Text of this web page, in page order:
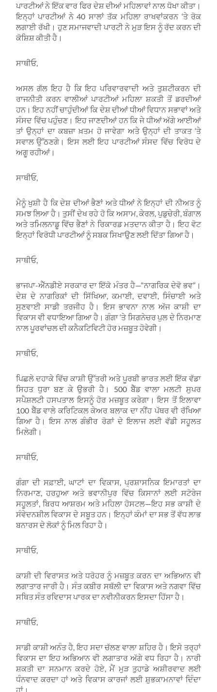
ਪਾਰਟੀਆਂ ਨੇ ਇੱਕ ਵਾਰ ਫਿਰ ਦੇਸ਼ ਦੀਆਂ ਮਹਿਲਾਵਾਂ ਨਾਲ ਧੋਖਾ ਕੀਤਾ।
ਇਨ੍ਹਾਂ ਪਾਰਟੀਆਂ ਨੇ 40 ਸਾਲਾਂ ਤੱਕ ਮਹਿਲਾ ਰਾਖਵਾਂਕਰਨ ‘ਤੇ ਰੋਕ
ਲਗਾਈ ਰੱਖੀ। ਹੁਣ ਸਮਾਜਵਾਦੀ ਪਾਰਟੀ ਨੇ ਮੁੜ ਇਸ ਨੂੰ ਰੱਦ ਕਰਨ ਦੀ
ਕੋਸ਼ਿਸ਼ ਕੀਤੀ ਹੈ।
ਸਾਥੀਓ,
ਅਸਲ ਗੱਲ ਇਹ ਹੈ ਕਿ ਇਹ ਪਰਿਵਾਰਵਾਦੀ ਅਤੇ ਤੁਸ਼ਟੀਕਰਨ ਦੀ
ਰਾਜਨੀਤੀ ਕਰਨ ਵਾਲੀਆਂ ਪਾਰਟੀਆਂ ਮਹਿਲਾ ਸ਼ਕਤੀ ਤੋਂ ਡਰਦੀਆਂ
ਹਨ। ਇਹ ਨਹੀਂ ਚਾਹੁੰਦੀਆਂ ਕਿ ਦੇਸ਼ ਦੀਆਂ ਧੀਆਂ ਵਿਧਾਨ ਸਭਾਵਾਂ ਅਤੇ
ਸੰਸਦ ਵਿੱਚ ਪਹੁੰਚਣ। ਇਹ ਜਾਣਦੀਆਂ ਹਨ ਕਿ ਜੇ ਧੀਆਂ ਅੱਗੇ ਆਈਆਂ
ਤਾਂ ਉਨ੍ਹਾਂ ਦਾ ਕਬਜ਼ਾ ਖ਼ਤਮ ਹੋ ਜਾਵੇਗਾ ਅਤੇ ਉਨ੍ਹਾਂ ਦੀ ਤਾਕਤ ‘ਤੇ
ਸਵਾਲ ਉੱਠਣਗੇ। ਇਸ ਲਈ ਇਹ ਪਾਰਟੀਆਂ ਸੰਸਦ ਵਿੱਚ ਵਿਰੋਧ ਦੇ
ਅਗੂ ਰਹੀਆਂ।
ਸਾਥੀਓ,
ਮੈਨੂੰ ਖੁਸ਼ੀ ਹੈ ਕਿ ਦੇਸ਼ ਦੀਆਂ ਭੈਣਾਂ ਅਤੇ ਧੀਆਂ ਨੇ ਇਨ੍ਹਾਂ ਦੀ ਨੀਅਤ ਨੂੰ
ਸਮਝ ਲਿਆ ਹੈ। ਤੁਸੀਂ ਦੇਖ ਰਹੇ ਹੋ ਕਿ ਅਸਾਮ, ਕੇਰਲ, ਪੁਡੁਚੇਰੀ, ਬੰਗਾਲ
ਅਤੇ ਤਮਿਲਨਾਡੂ ਵਿੱਚ ਭੈਣਾਂ ਨੇ ਰਿਕਾਰਡ ਮਤਦਾਨ ਕੀਤਾ ਹੈ। ਇਹ ਵੋਟ
ਇਨ੍ਹਾਂ ਵਿਰੋਧੀ ਪਾਰਟੀਆਂ ਨੂੰ ਸਬਕ ਸਿਖਾਉਣ ਲਈ ਦਿੱਤਾ ਗਿਆ ਹੈ।
ਸਾਥੀਓ,
ਭਾਜਪਾ-ਐੱਨਡੀਏ ਸਰਕਾਰ ਦਾ ਇੱਕੋ ਮੰਤਰ ਹੈ—“ਨਾਗਰਿਕ ਦੇਵੋ ਭਵ”।
ਦੇਸ਼ ਦੇ ਨਾਗਰਿਕਾਂ ਦੀ ਸਿੱਖਿਆ, ਕਮਾਈ, ਦਵਾਈ, ਸਿੰਚਾਈ ਅਤੇ
ਸੁਣਵਾਈ ਸਾਡੀ ਤਰਜੀਹ ਹੈ। ਇਸ ਭਾਵਨਾ ਨਾਲ ਅੱਜ ਕਾਸ਼ੀ ਦਾ
ਵਿਕਾਸ ਵੀ ਵਧਾਇਆ ਗਿਆ ਹੈ। ਗੰਗਾ ‘ਤੇ ਸਿਗਨੇਚਰ ਪੁਲ ਦੇ ਨਿਰਮਾਣ
ਨਾਲ ਪੂਰਵਾਂਚਲ ਦੀ ਕਨੈਕਟਿਵਿਟੀ ਹੋਰ ਮਜ਼ਬੂਤ ਹੋਵੇਗੀ।
ਸਾਥੀਓ,
ਪਿਛਲੇ ਦਹਾਕੇ ਵਿੱਚ ਕਾਸ਼ੀ ਉੱਤਰੀ ਅਤੇ ਪੂਰਬੀ ਭਾਰਤ ਲਈ ਇੱਕ ਵੱਡਾ
ਸਿਹਤ ਧੁਰਾ ਬਣ ਕੇ ਉਭਰੀ ਹੈ। 500 ਬੈੱਡ ਵਾਲਾ ਮਲਟੀ ਸੁਪਰ
ਸਪੈਸ਼ਲਟੀ ਹਸਪਤਾਲ ਇਸਨੂੰ ਹੋਰ ਮਜ਼ਬੂਤ ਕਰੇਗਾ। ਇਸ ਤੋਂ ਇਲਾਵਾ
100 ਬੈੱਡ ਵਾਲੇ ਕਰਿਟਿਕਲ ਕੇਅਰ ਬਲਾਕ ਦਾ ਨੀਂਹ ਪੱਥਰ ਵੀ ਰੱਖਿਆ
ਗਿਆ ਹੈ। ਇਸ ਨਾਲ ਗੰਭੀਰ ਰੋਗਾਂ ਦੇ ਇਲਾਜ ਲਈ ਵੱਡੀ ਸਹੂਲਤ
ਮਿਲੇਗੀ।
ਸਾਥੀਓ,
ਗੰਗਾ ਦੀ ਸਫ਼ਾਈ, ਘਾਟਾਂ ਦਾ ਵਿਕਾਸ, ਪ੍ਰਸ਼ਾਸਨਿਕ ਇਮਾਰਤਾਂ ਦਾ
ਨਿਰਮਾਣ, ਹਰਹੁਆ ਅਤੇ ਭਵਾਨੀਪੁਰ ਵਿੱਚ ਕਿਸਾਨਾਂ ਲਈ ਸਟੋਰੇਜ
ਸਹੂਲਤਾਂ, ਬਿਰਧ ਆਸ਼ਰਮ ਅਤੇ ਮਹਿਲਾ ਹੋਸਟਲ—ਇਹ ਸਭ ਕਾਸ਼ੀ ਦੇ
ਸੰਵੇਦਨਸ਼ੀਲ ਵਿਕਾਸ ਦੇ ਸਬੂਤ ਹਨ। ਇਨ੍ਹਾਂ ਕੰਮਾਂ ਦਾ ਸਭ ਤੋਂ ਵੱਧ ਲਾਭ
ਬਨਾਰਸ ਦੇ ਲੋਕਾਂ ਨੂੰ ਮਿਲ ਰਿਹਾ ਹੈ।
ਸਾਥੀਓ,
ਕਾਸ਼ੀ ਦੀ ਵਿਰਾਸਤ ਅਤੇ ਧਰੋਹਰ ਨੂੰ ਮਜ਼ਬੂਤ ਕਰਨ ਦਾ ਅਭਿਆਨ ਵੀ
ਲਗਾਤਾਰ ਜਾਰੀ ਹੈ। ਸੰਤ ਕਬੀਰ ਸਥੱਲੀ ਦਾ ਵਿਕਾਸ ਅਤੇ ਨਗਵਾ ਵਿੱਚ
ਸਥਿਤ ਸੰਤ ਰਵਿਦਾਸ ਪਾਰਕ ਦਾ ਨਵੀਨੀਕਰਨ ਇਸਦਾ ਹਿੱਸਾ ਹੈ।
ਸਾਥੀਓ,
ਸਾਡੀ ਕਾਸ਼ੀ ਅਨੰਤ ਹੈ, ਇਹ ਸਦਾ ਚੱਲਣ ਵਾਲਾ ਸ਼ਹਿਰ ਹੈ। ਇਸੇ ਤਰ੍ਹਾਂ
ਵਿਕਾਸ ਦਾ ਇਹ ਅਭਿਆਨ ਵੀ ਲਗਾਤਾਰ ਅੱਗੇ ਵਧ ਰਿਹਾ ਹੈ। ਨਾਰੀ
ਸ਼ਕਤੀ ਦਾ ਸਨਮਾਨ ਕਰਦੇ ਹੋਏ, ਮੈਂ ਮੁੜ ਤੁਹਾਡੇ ਅਸ਼ੀਰਵਾਦ ਲਈ
ਧੰਨਵਾਦ ਕਰਦਾ ਹਾਂ ਅਤੇ ਵਿਕਾਸ ਕਾਰਜਾਂ ਲਈ ਸ਼ੁਭਕਾਮਨਾਵਾਂ ਦਿੰਦਾ
ਹਾਂ।